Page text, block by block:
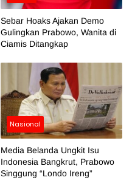
Sebar Hoaks Ajakan Demo
Gulingkan Prabowo, Wanita di
Ciamis Ditangkap
Nasional
Media Belanda Ungkit Isu
Indonesia Bangkrut, Prabowo
Singgung “Londo Ireng”